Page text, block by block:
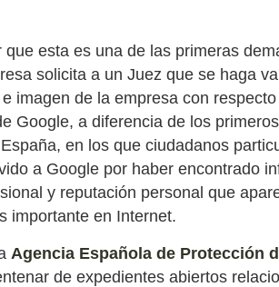
que esta es una de las primeras
solicita a un Juez que se haga
e imagen de la empresa con
Google, a diferencia de los
en los que ciudadanos
a Google por haber encontrado
y reputación personal que
importante en Internet.
Agencia Española de Protección
de expedientes abiertos